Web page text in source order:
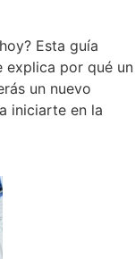
Esta guía
explica por qué un
un nuevo
iniciarte en la